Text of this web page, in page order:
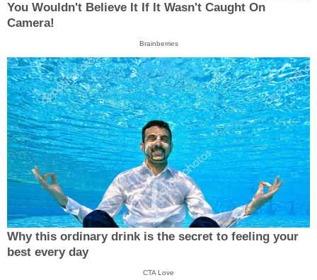
You Wouldn't Believe It If It Wasn't Caught On
Camera!
Brainberries
Why this ordinary drink is the secret to feeling your
best every day
CTA Love